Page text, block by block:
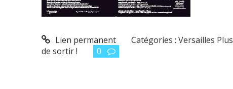
Lien permanent Catégories :Versailles Plus
de sortir !
0